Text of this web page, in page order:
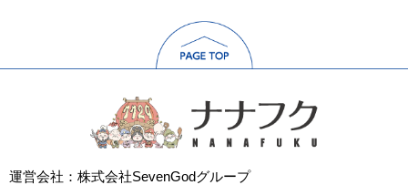
運営会社：株式会社SevenGodグループ